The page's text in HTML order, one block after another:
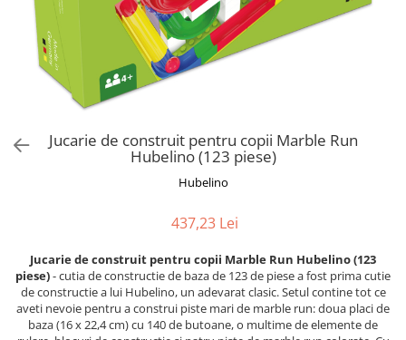
Consultanta Instalare
Jucarii de Sortare
Jucarii de tras
Jucarii din plus
Jucarii muzicale
Jucarii pentru baie
PAPUSI
Jucarie de construit pentru copii Marble Run
Hubelino (123 piese)
Hubelino
437,23 Lei
Jucarie de construit pentru copii Marble Run Hubelino (123
piese)- cutia de constructie de baza de 123 de piese a fost prima cutie
de constructie a lui Hubelino, un adevarat clasic. Setul contine tot ce
aveti nevoie pentru a construi piste mari de marble run: doua placi de
baza (16 x 22,4 cm) cu 140 de butoane, o multime de elemente de